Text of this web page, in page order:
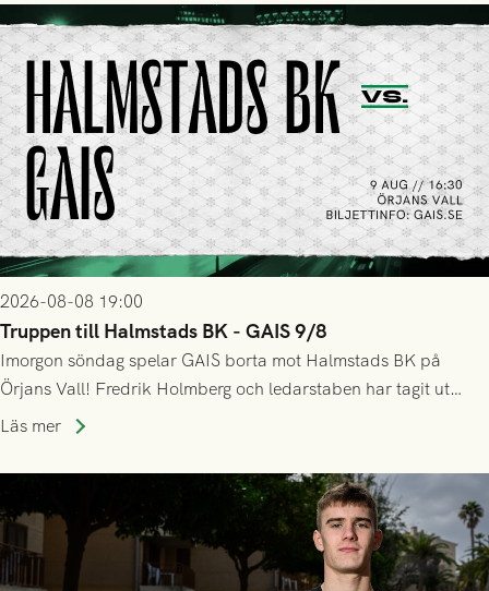
2026-08-08 19:00
Truppen till Halmstads BK - GAIS 9/8
Imorgon söndag spelar GAIS borta mot Halmstads BK på
Örjans Vall! Fredrik Holmberg och ledarstaben har tagit ut
följande trupp till matchen:
Läs mer